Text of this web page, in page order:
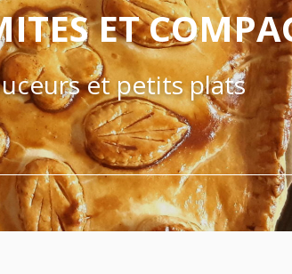
ET
et petits plats